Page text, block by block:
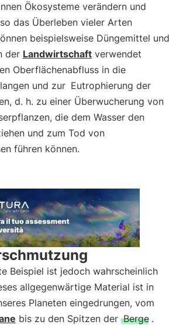
Ökosysteme verändern und
das Überleben vieler Arten
beispielsweise Düngemittel und
der Landwirtschaft verwendet
Oberflächenabfluss in die
und zur Eutrophierung der
d. h. zu einer Überwucherung von
die dem Wasser den
und zum Tod von
führen können.
Beispiel ist jedoch wahrscheinlich
allgegenwärtige Material ist in
Planeten eingedrungen, vom
bis zu den Spitzen der Berge .